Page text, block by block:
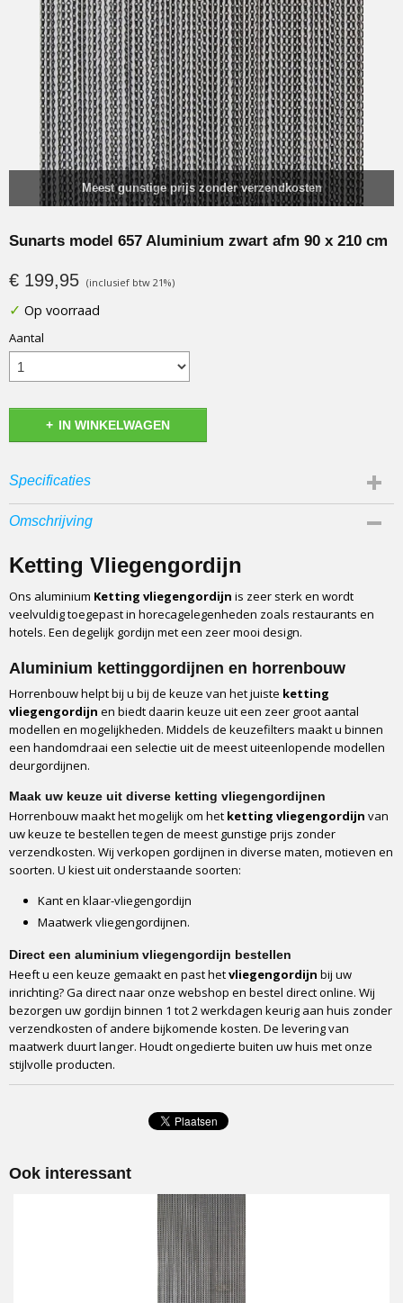
Meest gunstige prijs zonder verzendkosten
Sunarts model 657 Aluminium zwart afm 90 x 210 cm
€ 199,95 (inclusief btw 21%)
✓ Op voorraad
Aantal
IN WINKELWAGEN
Specificaties
Productcode
EAN code
8717774826577
Catagorie
Vliegengordijn
Sun-arts
Materiaal
Aluminium
Soort
Aluminium kettingen
Type
Kant en Klaar pakket
Ophangstrip
Luxestrip
Bevestiging
Montage
Tegen het kozijn of in het kozijn
Optioneel profiel bij montage in het kozijn
Ja, beschikbaar
Montageduur
5 tot 10 minuten
Verkrijgbare breedtes
90 cm of 100 cm
Full colour box
Omschrijving
Ketting Vliegengordijn
Ons aluminium Ketting vliegengordijn is zeer sterk en wordt
veelvuldig toegepast in horecagelegenheden zoals restaurants en
hotels. Een degelijk gordijn met een zeer mooi design.
Aluminium kettinggordijnen en horrenbouw
Horrenbouw helpt bij u bij de keuze van het juiste ketting
vliegengordijn en biedt daarin keuze uit een zeer groot aantal
modellen en mogelijkheden. Middels de keuzefilters maakt u binnen
een handomdraai een selectie uit de meest uiteenlopende modellen
deurgordijnen.
Maak uw keuze uit diverse ketting vliegengordijnen
Horrenbouw maakt het mogelijk om het ketting vliegengordijn van
uw keuze te bestellen tegen de meest gunstige prijs zonder
verzendkosten. Wij verkopen gordijnen in diverse maten, motieven en
soorten. U kiest uit onderstaande soorten:
Kant en klaar-vliegengordijn
Maatwerk vliegengordijnen.
Direct een aluminium vliegengordijn bestellen
Heeft u een keuze gemaakt en past hetvliegengordijn bij uw
inrichting? Ga direct naar onze webshop en bestel direct online. Wij
bezorgen uw gordijn binnen 1 tot 2 werkdagen keurig aan huis zonder
verzendkosten of andere bijkomende kosten. De levering van
maatwerk duurt langer. Houdt ongedierte buiten uw huis met onze
stijlvolle producten.
Ook interessant